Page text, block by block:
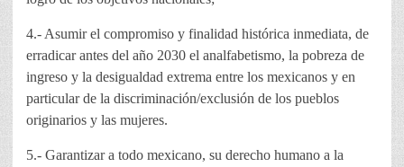
4.- Asumir el compromiso y finalidad histórica inmediata, de
erradicar antes del año 2030 el analfabetismo, la pobreza de
ingreso y la desigualdad extrema entre los mexicanos y en
particular de la discriminación/exclusión de los pueblos
originarios y las mujeres.
5.- Garantizar a todo mexicano, su derecho humano a la